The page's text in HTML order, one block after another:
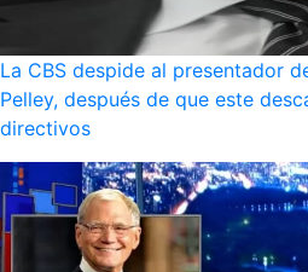
La CBS despide al presentador
Pelley, después de que este
directivos